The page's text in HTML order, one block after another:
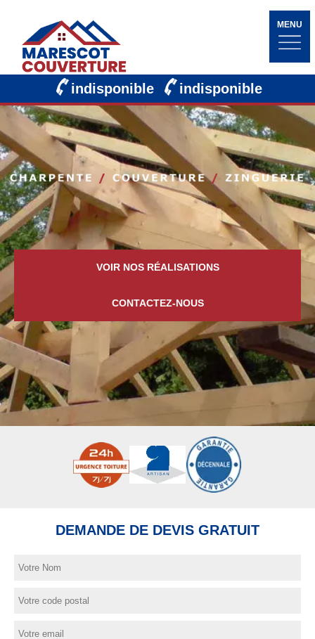
MENU
indisponible indisponible
VOIR NOS RÉALISATIONS
CONTACTEZ-NOUS
DEMANDE DE DEVIS GRATUIT